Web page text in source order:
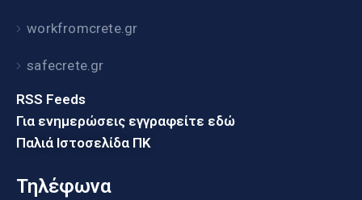
workfromcrete.gr
safecrete.gr
RSS Feeds
Για ενημερώσεις εγγραφείτε εδώ
Παλιά Ιστοσελίδα ΠΚ
Τηλέφωνα